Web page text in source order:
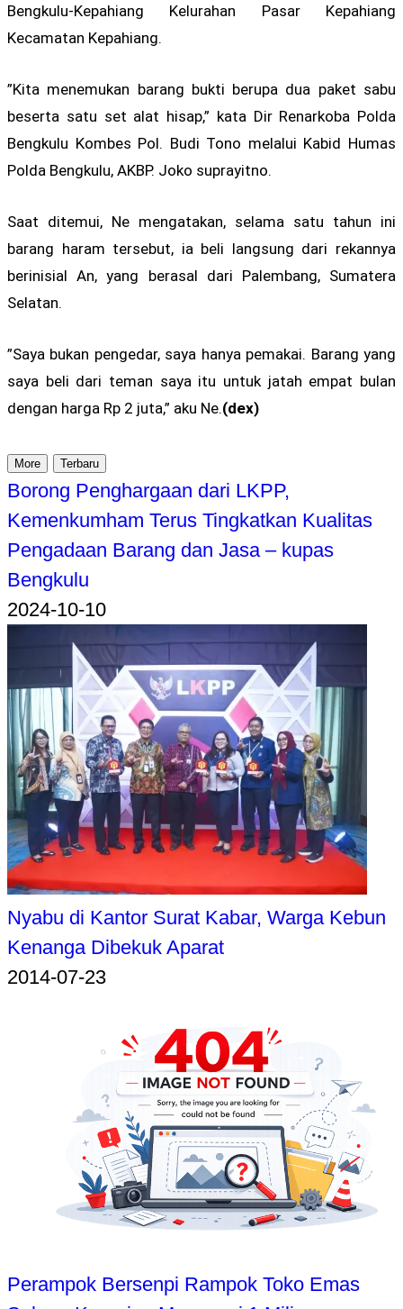
Bengkulu-Kepahiang Kelurahan Pasar Kepahiang
Kecamatan Kepahiang.
”Kita menemukan barang bukti berupa dua paket sabu
beserta satu set alat hisap,” kata Dir Renarkoba Polda
Bengkulu Kombes Pol. Budi Tono melalui Kabid Humas
Polda Bengkulu, AKBP. Joko suprayitno.
Saat ditemui, Ne mengatakan, selama satu tahun ini
barang haram tersebut, ia beli langsung dari rekannya
berinisial An, yang berasal dari Palembang, Sumatera
Selatan.
”Saya bukan pengedar, saya hanya pemakai. Barang yang
saya beli dari teman saya itu untuk jatah empat bulan
dengan harga Rp 2 juta,” aku Ne.(dex)
More Terbaru
Borong Penghargaan dari LKPP,
Kemenkumham Terus Tingkatkan Kualitas
Pengadaan Barang dan Jasa – kupas
Bengkulu
2024-10-10
Nyabu di Kantor Surat Kabar, Warga Kebun
Kenanga Dibekuk Aparat
2014-07-23
Perampok Bersenpi Rampok Toko Emas